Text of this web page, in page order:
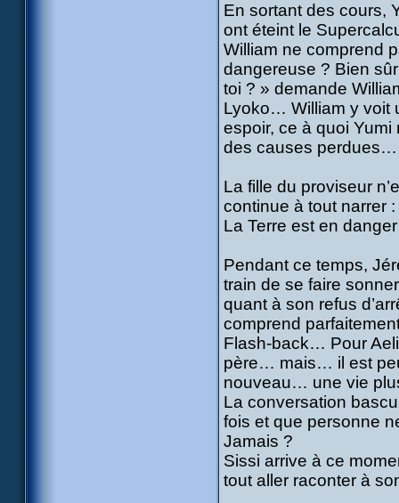
En sortant des cours,
ont éteint le
William ne comprend
dangereuse ? Bien
toi ? » demande
Lyoko… William y voit
espoir, ce à quoi
des causes
La fille du proviseur
continue à tout narrer
La Terre est en
Pendant ce temps,
train de se faire
quant à son refus
comprend
Flash-back… Pour
père… mais… il est
nouveau… une vie
La conversation
fois et que personne
Jamais ?
Sissi arrive à ce
tout aller raconter à